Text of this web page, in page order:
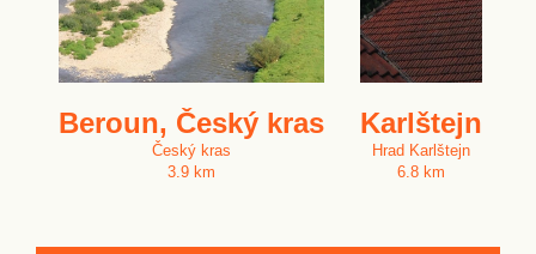
Beroun, Český kras
Český kras
3.9 km
Karlštejn
Hrad Karlštejn
6.8 km